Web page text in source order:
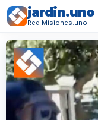
jardin.uno
Red Misiones.uno